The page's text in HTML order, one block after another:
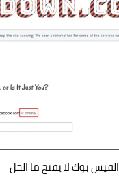
الفيس بوك لا يفتح ما الحل